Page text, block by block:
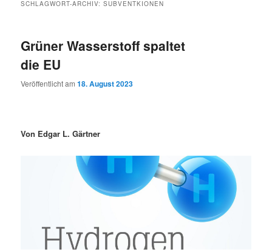
SCHLAGWORT-ARCHIV:SUBVENTKIONEN
Grüner Wasserstoff spaltet
die EU
Veröffentlicht am18. August 2023
Von Edgar L. Gärtner